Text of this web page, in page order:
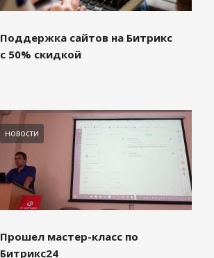
Поддержка сайтов на Битрикс
с 50% скидкой
новости
Прошел мастер-класс по
Битрикс24